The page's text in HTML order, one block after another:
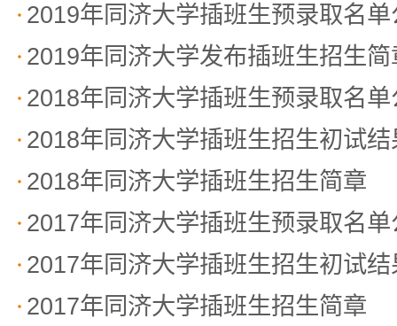
2019年同济大学插班生预录取名单
2019年同济大学发布插班生招生简
2018年同济大学插班生预录取名单
2018年同济大学插班生招生初试
2018年同济大学插班生招生简章
2017年同济大学插班生预录取名单
2017年同济大学插班生招生初试
2017年同济大学插班生招生简章